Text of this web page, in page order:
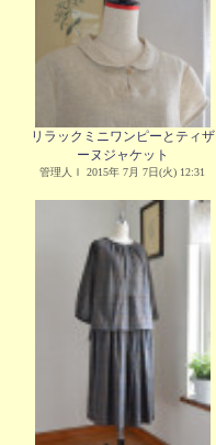
リラックミニワンピーとティザ
ーヌジャケット
管理人Ｉ 2015年 7月 7日(火) 12:31